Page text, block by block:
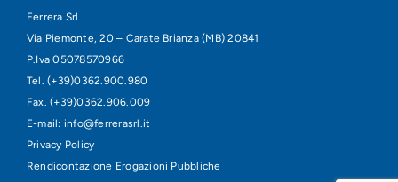
Ferrera Srl
Via Piemonte, 20 – Carate Brianza (MB) 20841
P.Iva 05078570966
Tel. (+39)0362.900.980
Fax. (+39)0362.906.009
E-mail: info@ferrerasrl.it
Privacy Policy
Rendicontazione Erogazioni Pubbliche